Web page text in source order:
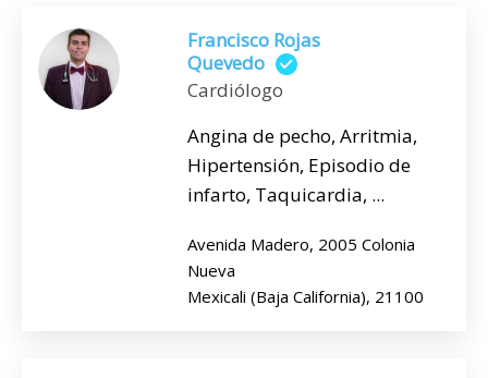
Francisco Rojas
Quevedo
Cardiólogo
Angina de pecho, Arritmia,
Hipertensión, Episodio de
infarto, Taquicardia, ...
Avenida Madero, 2005 Colonia
Nueva
Mexicali (Baja California), 21100